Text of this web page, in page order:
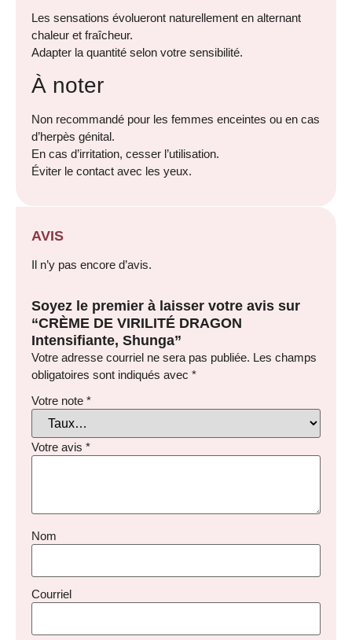
Les sensations évolueront naturellement en alternant
chaleur et fraîcheur.
Adapter la quantité selon votre sensibilité.
À noter
Non recommandé pour les femmes enceintes ou en cas
d’herpès génital.
En cas d’irritation, cesser l’utilisation.
Éviter le contact avec les yeux.
AVIS
Il n’y pas encore d’avis.
Soyez le premier à laisser votre avis sur
“CRÈME DE VIRILITÉ DRAGON
Intensifiante, Shunga”
Votre adresse courriel ne sera pas publiée. Les champs
obligatoires sont indiqués avec *
Votre note *
Votre avis *
Nom
Courriel